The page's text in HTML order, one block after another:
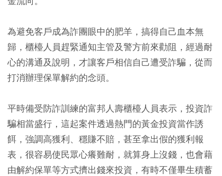
為避免客戶成為詐團眼中的肥羊，搞得自己血本無
歸，櫃檯人員趕緊通知主管及警方前來勸阻，經過耐
心的溝通及說明，才讓客戶相信自己遭受詐騙，從而
打消辦理保單解約的念頭。
平時備受防詐訓練的富邦人壽櫃檯人員表示，投資詐
騙相當盛行，這起案件透過熱門的黃金投資當作誘
餌，強調高獲利、穩賺不賠，甚至拿出假的獲利報
表，很容易使民眾心癢難耐，就算身上沒錢，也會藉
由解約保單等方式擠出錢來投資，有時不僅畢生積蓄